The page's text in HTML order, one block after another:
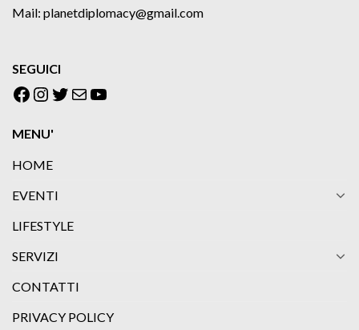
Mail: planetdiplomacy@gmail.com
SEGUICI
Facebook
Instagram
Twitter
EmailYouTube
MENU'
HOME
EVENTI
LIFESTYLE
SERVIZI
CONTATTI
PRIVACY POLICY